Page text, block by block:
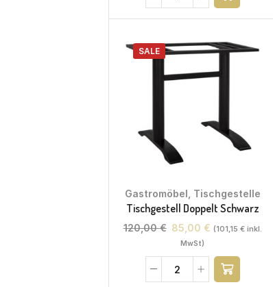
SALE
Gastromöbel Tischgestelle
Tischgestell Doppelt Schwarz
120,00€ 85,00 € (101,15 €inkl.
MwSt)